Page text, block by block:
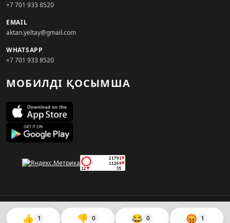
👍 1 👎 0 😂 0 😡 1
+7 701 933 8520
EMAIL
aktan.yeltay@gmail.com
WHATSAPP
+7 701 933 8520
МОБИЛДІ ҚОСЫМША
© 2026. KZNEWS.KZ ақпарат агенттігі